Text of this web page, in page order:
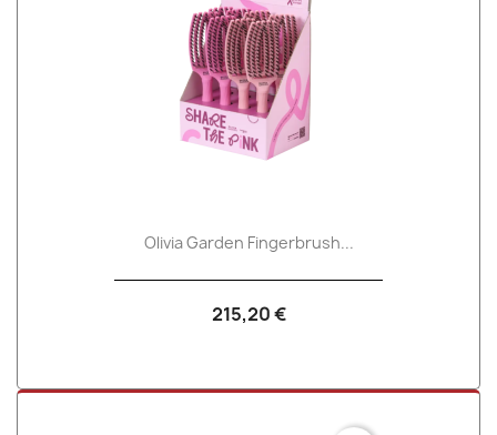
Olivia Garden Fingerbrush...
215,20 €